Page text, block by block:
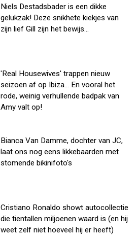
Niels Destadsbader is een dikke
gelukzak! Deze snikhete kiekjes van
zijn lief Gill zijn het bewijs...
'Real Housewives' trappen nieuw
seizoen af op Ibiza... En vooral het
rode, weinig verhullende badpak van
Amy valt op!
Bianca Van Damme, dochter van JC,
laat ons nog eens likkebaarden met
stomende bikinifoto's
Cristiano Ronaldo showt autocollectie
die tientallen miljoenen waard is (en hij
weet zelf niet hoeveel hij er heeft)